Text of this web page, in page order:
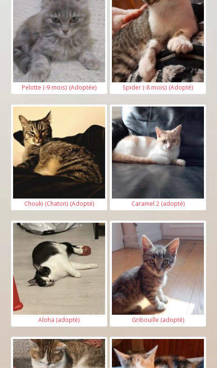
Pelotte (-9 mois) (Adoptée) Spider (-8 mois) (Adopté)
Chouki (Chaton) (Adopté) Caramel 2 (adopté)
Aloha (adopté) Gribouille (adopté)